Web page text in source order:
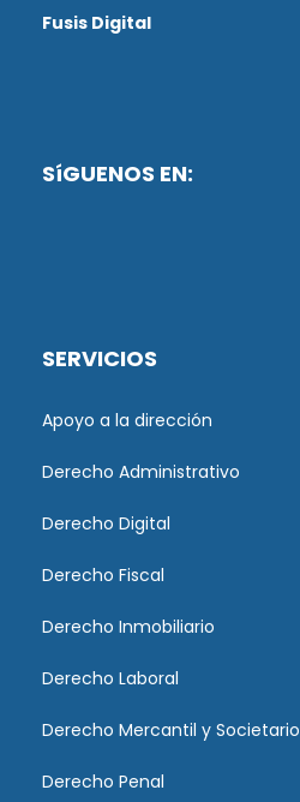
Fusis Digital
SíGUENOS EN:
SERVICIOS
Apoyo a la dirección
Derecho Administrativo
Derecho Digital
Derecho Fiscal
Derecho Inmobiliario
Derecho Laboral
Derecho Mercantil y Societario
Derecho Penal